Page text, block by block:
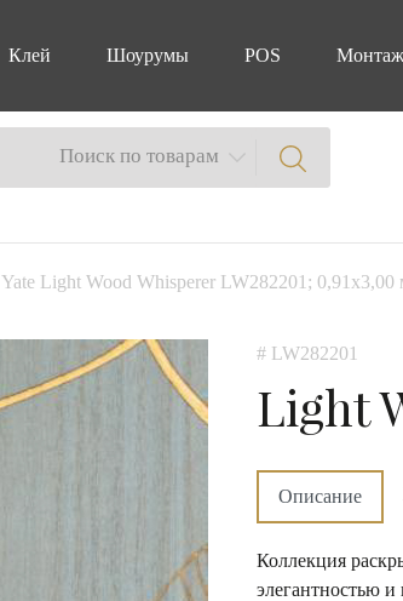
Клей Шоурумы POS Монтаж
Поиск по товарам
Yate Light Wood Whisperer LW282201; 0,91х3,00
# LW282201
Light
Описание
Коллекция
элегантностью